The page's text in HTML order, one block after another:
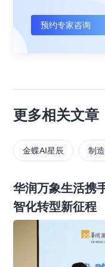
预约专家咨询
更多相关文章
金蝶AI星辰 制
华润万象生活携
智化转型新征程